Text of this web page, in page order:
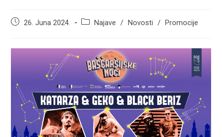
Post26. Juna 2024.
PostNajave / Novosti / Promocije